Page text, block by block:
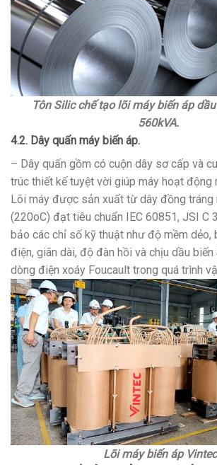
Tôn Silic chế tạo lõi máy biến áp
560kVA.
4.2. Dây quấn máy biến áp.
– Dây quấn gồm có cuộn dây sơ cấp và
trúc thiết kế tuyệt vời giúp máy hoạt động
Lõi máy được sản xuất từ dây đồng tráng
(220oC) đạt tiêu chuẩn IEC 60851, JSI C
bảo các chỉ số kỹ thuật như độ mềm dẻo,
điện, giãn dài, độ đàn hồi và chịu dầu
dòng điện xoáy Foucault trong quá trình
Lõi máy biến áp Vintec